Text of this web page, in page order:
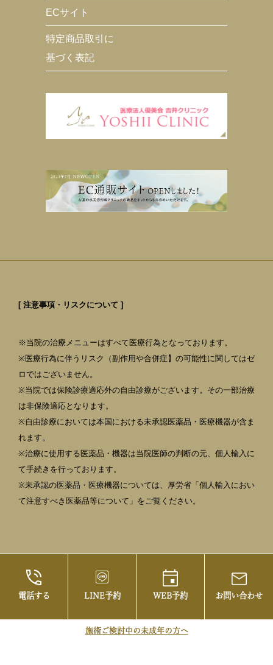
電話する LINE予約 WEB予約 お問い合わせ
施術ご検討中の未成年の方へ
ECサイト
特定商品取引に
基づく表記
[ 注意事項・リスクについて ]
※当院の治療メニューはすべて医療行為となっております。
※医療行為に伴うリスク（副作用や合併症】の可能性に関してはゼ
ロではございません。
※当院では保険診療適応外の自由診療がございます。その一部治療
は非保険適応となります。
※自由診療においては本国における未承認医薬品・医療機器が含ま
れます。
※治療に使用する医薬品・機器は当院医師の判断の元、個人輸入に
て手続きを行っております。
※未承認の医薬品・医療機器については、厚労省「個人輸入におい
て注意すべき医薬品等について」をご覧ください。
らお茶の水美容形成クリニック